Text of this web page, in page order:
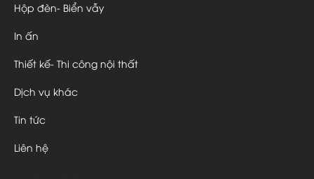
Hộp đèn- Biển vẫy
In ấn
Thiết kế- Thi công nội thất
Dịch vụ khác
Tin tức
Liên hệ